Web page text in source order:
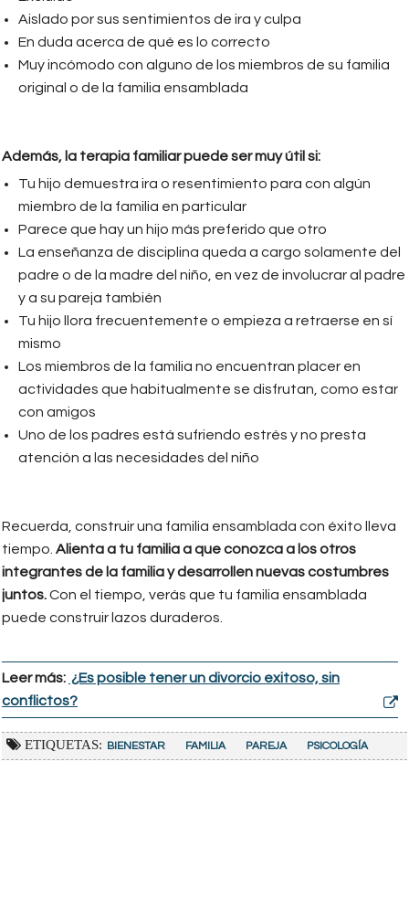
Aislado por sus sentimientos de ira y culpa
En duda acerca de qué es lo correcto
Muy incómodo con alguno de los miembros de su familia
original o de la familia ensamblada
Además, la terapia familiar puede ser muy útil si:
Tu hijo demuestra ira o resentimiento para con algún
miembro de la familia en particular
Parece que hay un hijo más preferido que otro
La enseñanza de disciplina queda a cargo solamente del
padre o de la madre del niño, en vez de involucrar al padre
y a su pareja también
Tu hijo llora frecuentemente o empieza a retraerse en sí
mismo
Los miembros de la familia no encuentran placer en
actividades que habitualmente se disfrutan, como estar
con amigos
Uno de los padres está sufriendo estrés y no presta
atención a las necesidades del niño
Recuerda, construir una familia ensamblada con éxito lleva
tiempo. Alienta a tu familia a que conozca a los otros
integrantes de la familia y desarrollen nuevas costumbres
juntos.Con el tiempo, verás que tu familia ensamblada
puede construir lazos duraderos.
Leer más: ¿Es posible tener un divorcio exitoso, sin
conflictos?
ETIQUETAS: BIENESTAR FAMILIA PAREJA PSICOLOGÍA